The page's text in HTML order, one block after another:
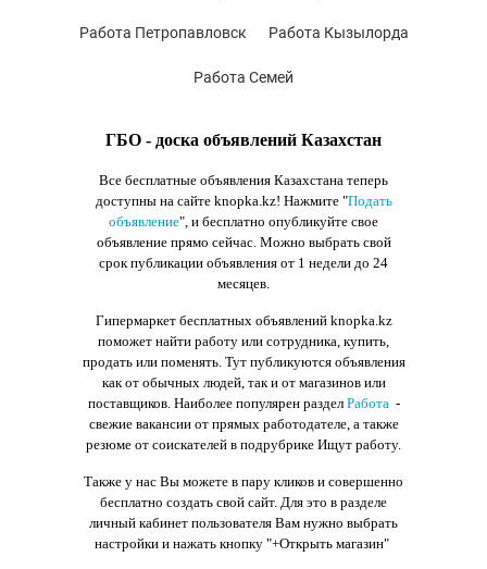
ГБО - доска объявлений Казахстан
Все бесплатные объявления Казахстана теперь
доступны на сайте knopka.kz! Нажмите "Подать
объявление", и бесплатно опубликуйте свое
объявление прямо сейчас. Можно выбрать свой
срок публикации объявления от 1 недели до 24
месяцев.
Гипермаркет бесплатных объявлений knopka.kz
поможет найти работу или сотрудника, купить,
продать или поменять. Тут публикуются объявления
как от обычных людей, так и от магазинов или
поставщиков. Наиболее популярен раздел Работа-
свежие вакансии от прямых работодателе, а также
резюме от соискателей в подрубрике Ищут работу.
Также у нас Вы можете в пару кликов и совершенно
бесплатно создать свой сайт. Для это в разделе
личный кабинет пользователя Вам нужно выбрать
настройки и нажать кнопку "+Открыть магазин"
Работа Петропавловск Работа Кызылорда
Работа Семей